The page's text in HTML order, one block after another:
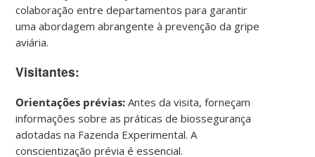
colaboração entre departamentos para garantir
uma abordagem abrangente à prevenção da gripe
aviária.
Visitantes:
Orientações prévias: Antes da visita, forneçam
informações sobre as práticas de biossegurança
adotadas na Fazenda Experimental. A
conscientização prévia é essencial.